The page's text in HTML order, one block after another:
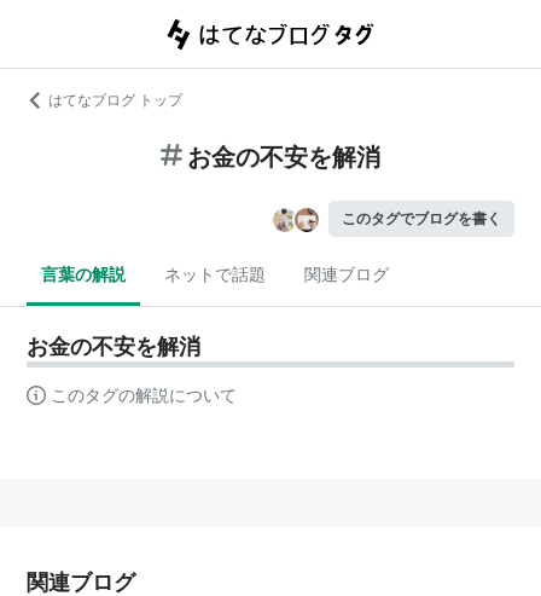
はてなブログ トップ
お金の不安を解消
このタグでブログを書く
言葉の解説 ネットで話題 関連ブログ
お金の不安を解消
このタグの解説について
関連ブログ